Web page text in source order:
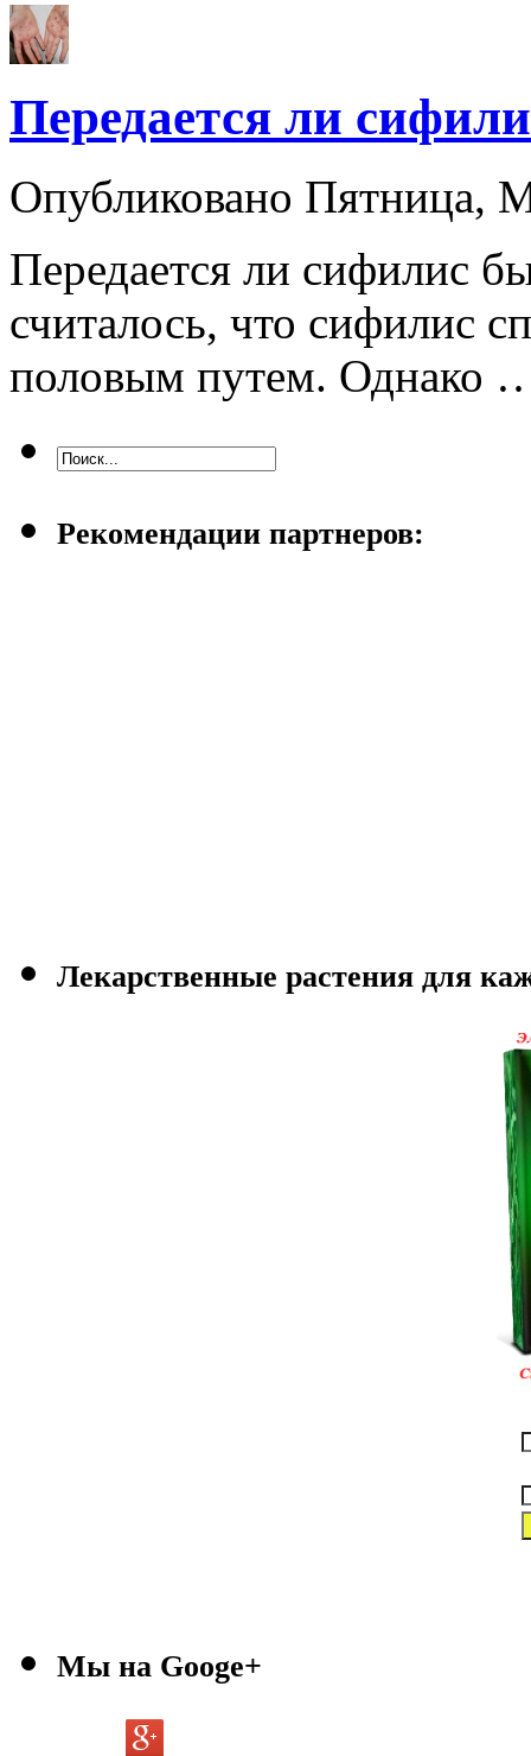
Передается ли
Опубликовано Пятница,
Передается ли сифилис
считалось, что сифилис
половым путем. Однако
Рекомендации партнеров:
Лекарственные растения для
Мы на Googe+